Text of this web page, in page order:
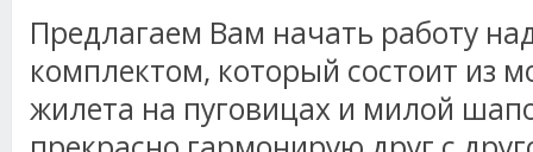
Предлагаем Вам начать работу
комплектом, который состоит из
жилета на пуговицах и милой